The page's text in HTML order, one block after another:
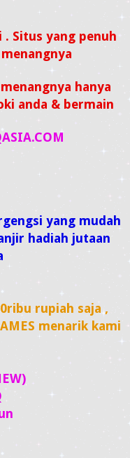
Situs yang penuh
hanya
anda & bermain
yang mudah
hadiah jutaan
rupiah saja ,
menarik kami